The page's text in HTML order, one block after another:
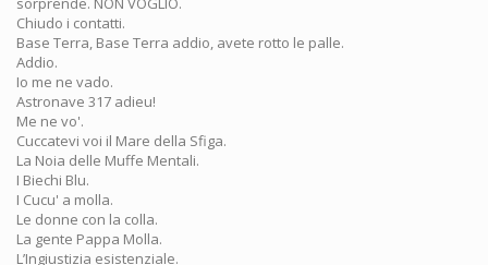
Chiudo i contatti.
Base Terra, Base Terra addio, avete rotto le palle.
Addio.
Io me ne vado.
Astronave 317 adieu!
Me ne vo'.
Cuccatevi voi il Mare della Sfiga.
La Noia delle Muffe Mentali.
I Biechi Blu.
I Cucu' a molla.
Le donne con la colla.
La gente Pappa Molla.
L’Ingiustizia esistenziale.